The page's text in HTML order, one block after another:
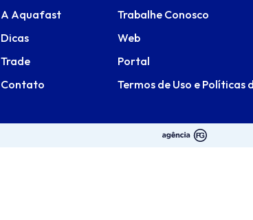
A Aquafast
Dicas
Trade
Contato
Trabalhe Conosco
Web
Portal
Termos de Uso e Políticas